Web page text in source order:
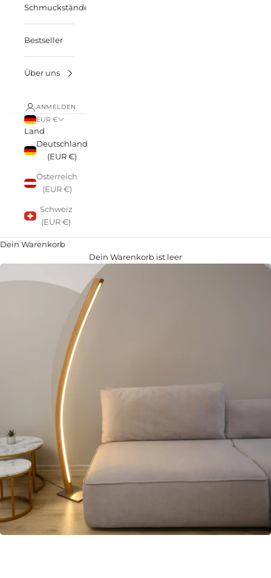
Schmuckständer
Bestseller
Über uns
ANMELDEN
EUR €
Land
Deutschland
(EUR €)
Österreich
(EUR €)
Schweiz
(EUR €)
Dein Warenkorb
Dein Warenkorb ist leer